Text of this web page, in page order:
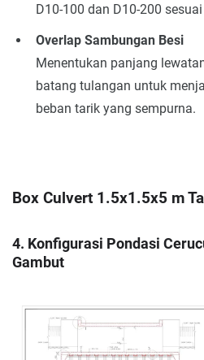
D10-100 dan D10-200
Overlap Sambungan Besi
Menentukan panjang
batang tulangan untuk
beban tarik yang sempurna.
Box Culvert 1.5x1.5x5 m
4. Konfigurasi Pondasi
Gambut